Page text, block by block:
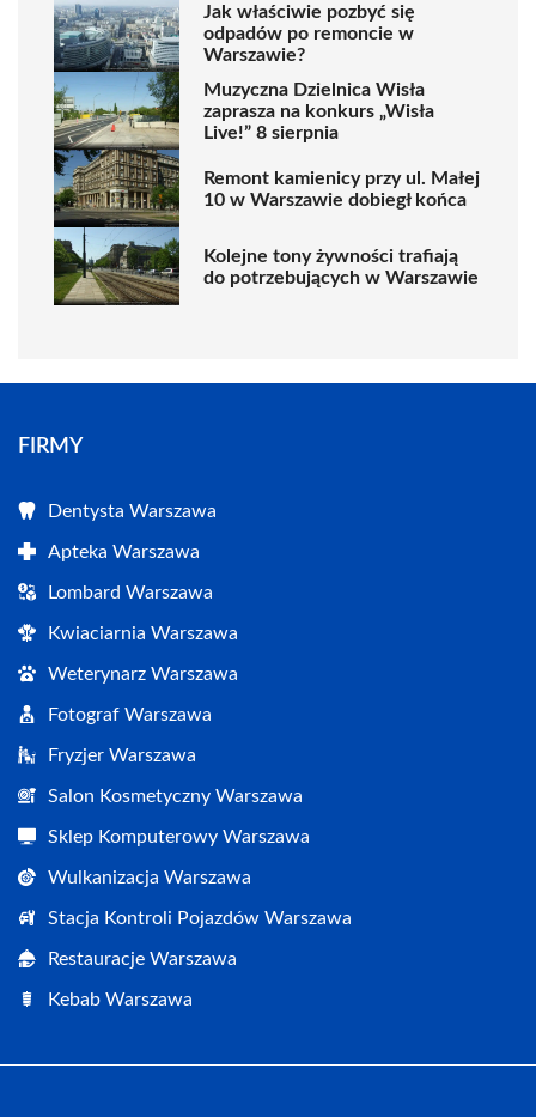
Jak właściwie pozbyć się
odpadów po remoncie w
Warszawie?
Muzyczna Dzielnica Wisła
zaprasza na konkurs „Wisła
Live!” 8 sierpnia
Remont kamienicy przy ul. Małej
10 w Warszawie dobiegł końca
Kolejne tony żywności trafiają
do potrzebujących w Warszawie
FIRMY
Dentysta Warszawa
Apteka Warszawa
Lombard Warszawa
Kwiaciarnia Warszawa
Weterynarz Warszawa
Fotograf Warszawa
Fryzjer Warszawa
Salon Kosmetyczny Warszawa
Sklep Komputerowy Warszawa
Wulkanizacja Warszawa
Stacja Kontroli Pojazdów Warszawa
Restauracje Warszawa
Kebab Warszawa